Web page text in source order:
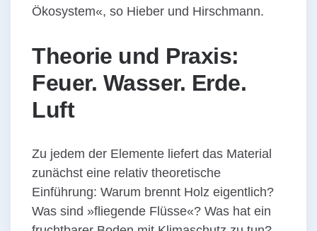
Ökosystem«, so Hieber und Hirschmann.
Theorie und Praxis:
Feuer. Wasser. Erde.
Luft
Zu jedem der Elemente liefert das Material
zunächst eine relativ theoretische
Einführung: Warum brennt Holz eigentlich?
Was sind »fliegende Flüsse«? Was hat ein